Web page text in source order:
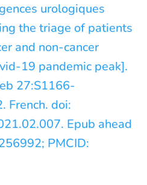
urologiques
the triage of patients
and non-cancer
19 pandemic peak].
27:S1166-
French. doi:
Epub ahead
PMCID: